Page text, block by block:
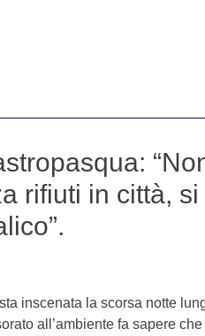
rifiuti in città,
inscenata la scorsa notte
all’ambiente fa sapere